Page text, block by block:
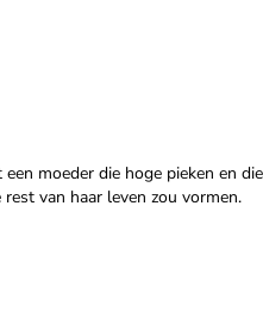
moeder die hoge pieken en
van haar leven zou vormen.